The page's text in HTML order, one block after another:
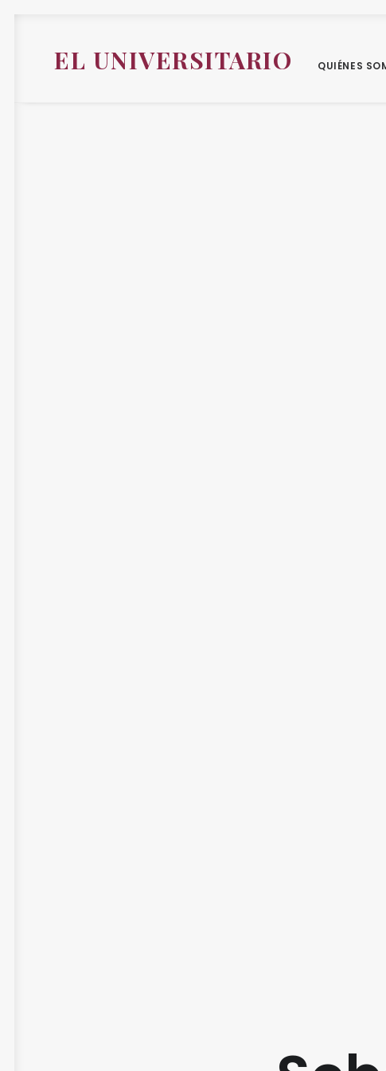
EL UNIVERSITARIO QUIÉNES